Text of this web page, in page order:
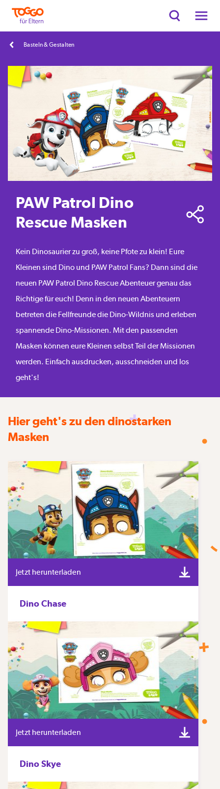
Basteln & Gestalten
PAW Patrol Dino
Rescue Masken
Kein Dinosaurier zu groß, keine Pfote zu klein! Eure
Kleinen sind Dino und PAW Patrol Fans? Dann sind die
neuen PAW Patrol Dino Rescue Abenteuer genau das
Richtige für euch! Denn in den neuen Abenteuern
betreten die Fellfreunde die Dino-Wildnis und erleben
spannende Dino-Missionen. Mit den passenden
Masken können eure Kleinen selbst Teil der Missionen
werden. Einfach ausdrucken, ausschneiden und los
geht's!
Hier geht's zu den dinostarken
Masken
Jetzt herunterladen
Dino Chase
Jetzt herunterladen
Dino Skye